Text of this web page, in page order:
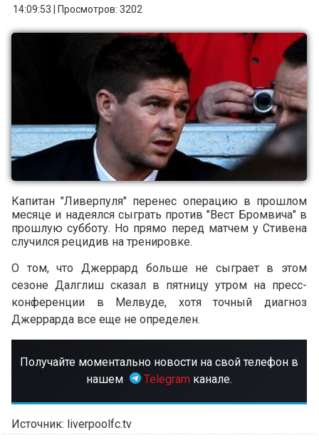
14:09:53 | Просмотров: 3202
Капитан "Ливерпуля" перенес операцию в прошлом
месяце и надеялся сыграть против "Вест Бромвича" в
прошлую субботу. Но прямо перед матчем у Стивена
случился рецидив на тренировке.
О том, что Джеррард больше не сыграет в этом
сезоне Далглиш сказал в пятницу утром на пресс-
конференции в Мелвуде, хотя точный диагноз
Джеррарда все еще не определен.
Получайте моментально новости на свой телефон в
нашем
Telegram канале.
Источник: liverpoolfc.tv